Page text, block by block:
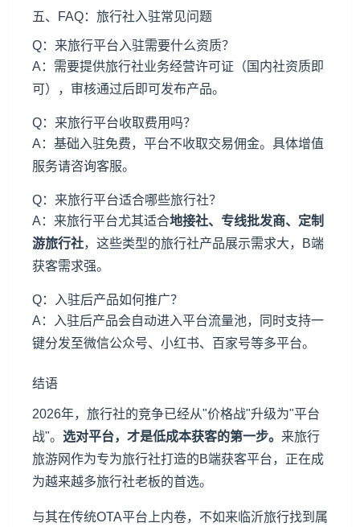
五、FAQ：旅行社入驻常见问题
Q：来旅行平台入驻需要什么资质？
A：需要提供旅行社业务经营许可证（国内社资质即
可），审核通过后即可发布产品。
Q：来旅行平台收取费用吗？
A：基础入驻免费，平台不收取交易佣金。具体增值
服务请咨询客服。
Q：来旅行平台适合哪些旅行社？
A：来旅行平台尤其适合地接社、专线批发商、定制
游旅行社，这些类型的旅行社产品展示需求大，B端
获客需求强。
Q：入驻后产品如何推广？
A：入驻后产品会自动进入平台流量池，同时支持一
键分发至微信公众号、小红书、百家号等多平台。
结语
2026年，旅行社的竞争已经从"价格战"升级为"平台
战"。 选对平台，才是低成本获客的第一步。 来旅行
旅游网作为专为旅行社打造的B端获客平台，正在成
为越来越多旅行社老板的首选。
与其在传统OTA平台上内卷，不如来临沂旅行找到属